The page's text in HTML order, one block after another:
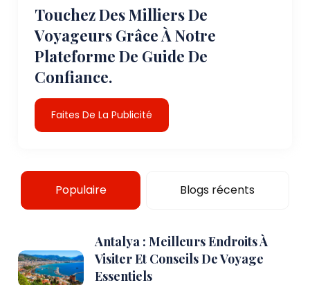
Touchez Des Milliers De
Voyageurs Grâce À Notre
Plateforme De Guide De
Confiance.
Faites De La Publicité
Populaire Blogs récents
Antalya : Meilleurs Endroits À
Visiter Et Conseils De Voyage
Essentiels